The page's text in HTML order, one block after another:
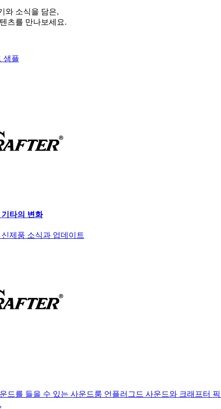
와 소식을 담은,
츠를 만나보세요.
샘플
타의 변화
제품 소식과 업데이트
드를 들을 수 있는 사운드룸 언플러그드 사운드와 크래프터